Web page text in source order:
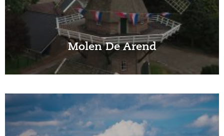
Molen De Arend